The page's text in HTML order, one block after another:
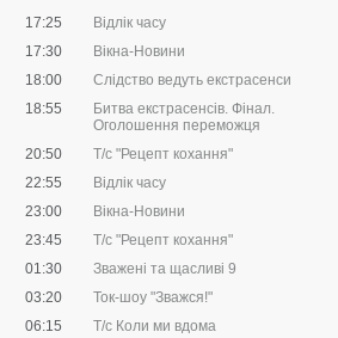
17:25
Відлік часу
17:30
Вікна-Новини
18:00
Слідство ведуть екстрасенси
18:55
Битва екстрасенсів. Фінал.
Оголошення переможця
20:50
Т/с "Рецепт кохання"
22:55
Відлік часу
23:00
Вікна-Новини
23:45
Т/с "Рецепт кохання"
01:30
Зважені та щасливі 9
03:20
Ток-шоу "Зважся!"
06:15
Т/с Коли ми вдома